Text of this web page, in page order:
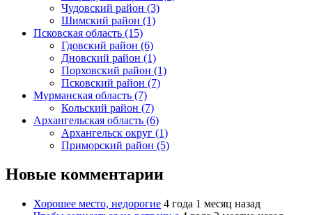
Чудовский район (3)
Шимский район (1)
Псковская область (15)
Гдовский район (6)
Дновский район (1)
Порховский район (1)
Псковский район (7)
Мурманская область (7)
Кольский район (7)
Архангельская область (6)
Архангельск округ (1)
Приморский район (5)
Новые комментарии
Хорошее место, недорогие 4 года 1 месяц назад